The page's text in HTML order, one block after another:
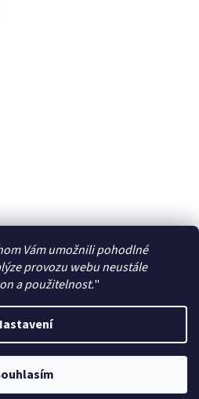
Vám umožnili pohodlné
provozu webu neustále
a použitelnost."
na stránkách AROME
Vytvořil Shoptet
CZ. Všechna práva vyhrazena.